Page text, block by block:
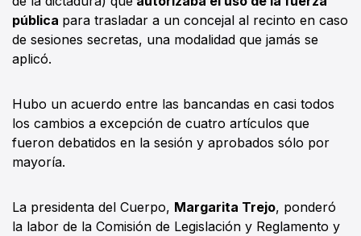
pública para trasladar a un concejal al recinto en caso
de sesiones secretas, una modalidad que jamás se
aplicó.
Hubo un acuerdo entre las bancandas en casi todos
los cambios a excepción de cuatro artículos que
fueron debatidos en la sesión y aprobados sólo por
mayoría.
La presidenta del Cuerpo, Margarita Trejo, ponderó
la labor de la Comisión de Legislación y Reglamento y